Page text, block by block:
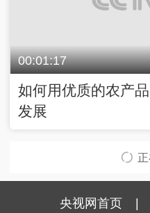
00:01:17
如何用优质的农产
发展
央视网首页 |